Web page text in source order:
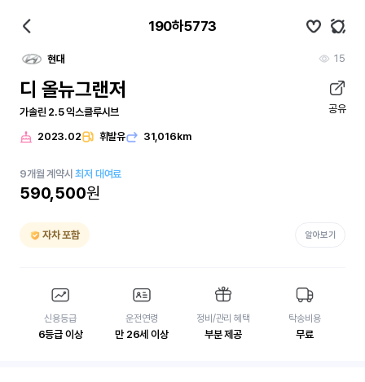
190하5773
현대 15
디 올뉴그랜저
가솔린 2.5 익스클루시브 공유
2023.02 휘발유 31,016km
9개월 계약시최저 대여료
590,500원
자차 포함 알아보기
신용등급
6등급 이상
운전연령
만 26세 이상
정비/관리 혜택
부분 제공
탁송비용
무료